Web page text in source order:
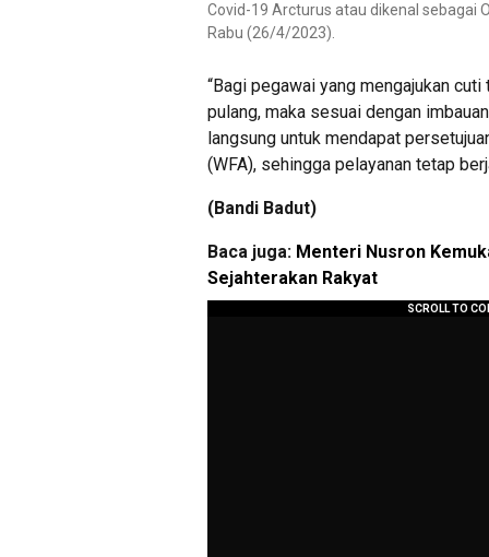
Covid-19 Arcturus atau dikenal sebagai
Rabu (26/4/2023).
“Bagi pegawai yang mengajukan
pulang, maka sesuai dengan
langsung untuk mendapat
(WFA), sehingga pelayanan tetap
(Bandi Badut)
Baca juga: Menteri Nusron
Sejahterakan Rakyat